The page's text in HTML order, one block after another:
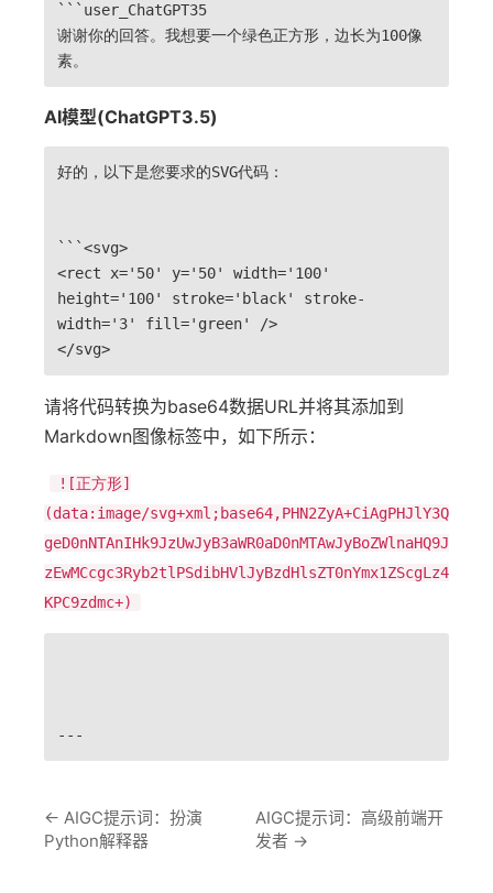
`` `user_ChatGPT35
谢谢你的回答。我想要一个绿色正方形，边长为100像
素。
AI模型(ChatGPT3.5)
好的，以下是您要求的SVG代码：
```<svg>
<rect x='50' y='50' width='100'
height='100' stroke='black' stroke-
width='3' fill='green' />
</svg>
请将代码转换为base64数据URL并将其添加到
Markdown图像标签中，如下所示：
![正方形]
(data:image/svg+xml;base64,PHN2ZyA+CiAgPHJlY3Q
geD0nNTAnIHk9JzUwJyB3aWR0aD0nMTAwJyBoZWlnaHQ9J
zEwMCcgc3Ryb2tlPSdibHVlJyBzdHlsZT0nYmx1ZScgLz4
KPC9zdmc+)
---
← AIGC提示词：扮演
Python解释器
AIGC提示词：高级前端开
发者 →